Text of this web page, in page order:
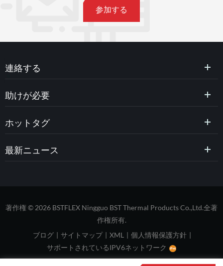
連絡する
助けが必要
ホットタグ
最新ニュース
著作権 © 2026 BSTFLEX Ningguo BST Thermal Products Co.,Ltd.全著
作権所有.
ブログ | サイトマップ | XML | 個人情報保護方針 |
サポートされているIPV6ネットワーク